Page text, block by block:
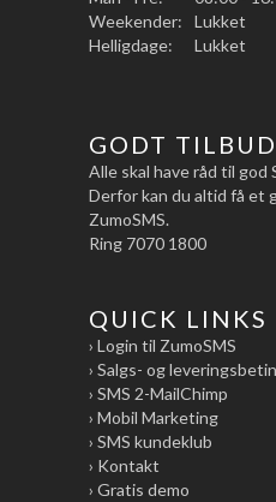
Weekender:
Lukket
Helligdage:
Lukket
GODT TILBUD
Alle skal have råd til god
Derfor kan du altid få et
ZumoSMS.
Ring 7070 1800
QUICK LINKS
› Login til ZumoSMS
› Salgs- og
› SMS 2-MailChimp
› Mobil Marketing
› SMS kundeklub
› Kontakt
› Gratis demo